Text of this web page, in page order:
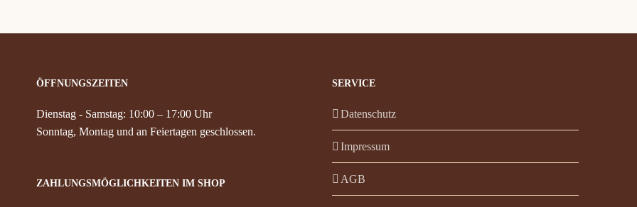
ÖFFNUNGSZEITEN
Dienstag - Samstag: 10:00 – 17:00 Uhr
Sonntag, Montag und an Feiertagen geschlossen.
ZAHLUNGSMÖGLICHKEITEN IM SHOP
SERVICE
Datenschutz
Impressum
AGB